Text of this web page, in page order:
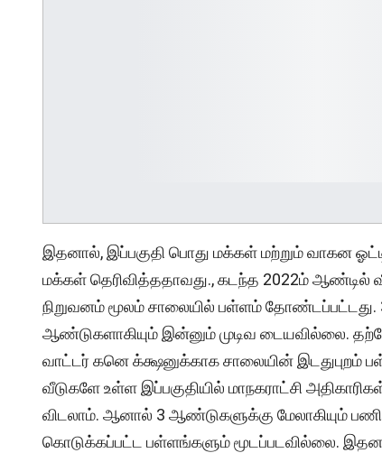
இதனால், இப்பகுதி பொது மக்கள் மற்றும் வாகன
மக்கள் தெரிவித்ததாவது., கடந்த 2022ம் ஆண்டில்
நிறுவனம் மூலம் சாலையில் பள்ளம்
ஆண்டுகளாகியும் இன்னும் முடிவ டையவில்லை.
வாட்டர் கனெ க்க்ஷனுக்காக சாலையின் இடதுபுறம்
வீடுகளே உள்ள இப்பகுதியில் மாநகராட்சி
விடலாம். ஆனால் 3 ஆண்டுகளுக்கு மேலாகியும்
கொடுக்கப்பட்ட பள்ளங்களும் மூடப்படவில்லை.